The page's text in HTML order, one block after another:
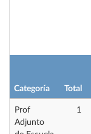
Categoría Total
Prof
Adjunto
1